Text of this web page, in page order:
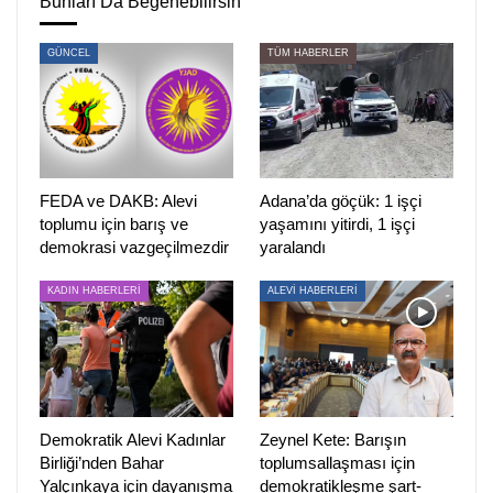
Genel kurulun ardından konuşan Cuma Erçe, katılımcılara
teşekkür ederek, “Emin olun ki kırdıklarımızı tamir
edeceğiz. Ayrıştırmayacağız, bölmeyeceğiz. Bu örgütün
altını oymak isteyenlerin yaptıkları yanına kalmayacak.
Bugün bu salondan ayrılanlar bizim yine dostumuz olacak.
İlk işim onlarla kucaklaşmak olacak” dedi.
PSAKD 17. dönem yönetim kurulu şöyle:
Muharrem Erkan
İsmail Sözeyataroğlu
Nazım Kılıç
Önder Günaltay
Sinan Daştan
Ali Toprak
Rukiye Kara
GÜNCEL
FEDA ve DAKB: Alevi
toplumu için barış ve
demokrasi vazgeçilmezdir
TÜM HABERLER
Adana’da göçük: 1 işçi
yaşamını yitirdi, 1 işçi
yaralandı
KADIN HABERLERİ
Demokratik Alevi Kadınlar
Birliği’nden Bahar
Yalçınkaya için dayanışma
ALEVİ HABERLERİ
Zeynel Kete: Barışın
toplumsallaşması için
demokratikleşme şart-